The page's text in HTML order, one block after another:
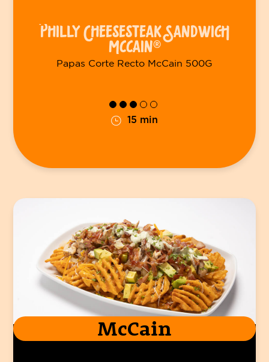
PHILLY CHEESESTEAK SANDWICH
MCCAIN®
Papas Corte Recto McCain 500G
15 min
McCain